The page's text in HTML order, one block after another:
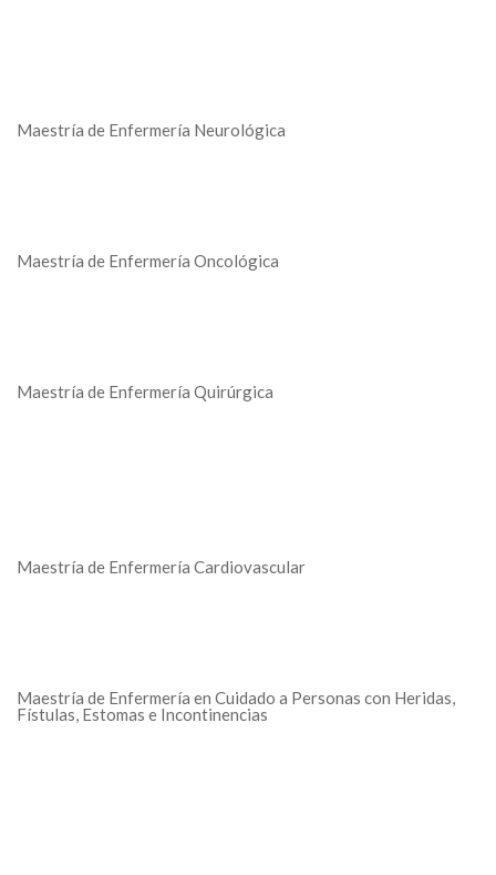
Maestría de Enfermería Neurológica
Maestría de Enfermería Oncológica
Maestría de Enfermería Quirúrgica
Maestría de Enfermería Cardiovascular
Maestría de Enfermería en Cuidado a Personas con Heridas,
Fístulas, Estomas e Incontinencias